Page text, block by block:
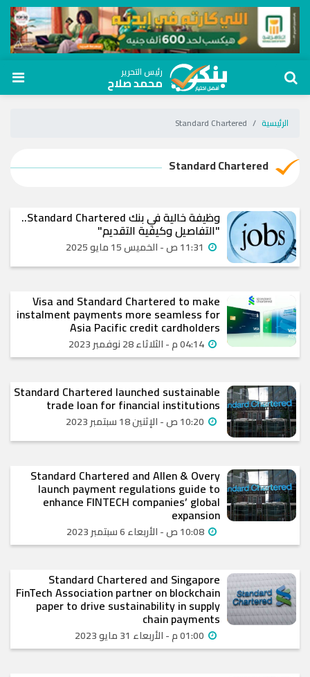
رئيس التحرير
محمد صلاح
الرئيسية Standard Chartered
Standard Chartered
وظيفة خالية في بنك Standard Chartered..
"التفاصيل وكيفية التقديم"
Visa and Standard Chartered to make
instalment payments more seamless for
Asia Pacific credit cardholders
Standard Chartered launched sustainable
trade loan for financial institutions
Standard Chartered and Allen & Overy
launch payment regulations guide to
enhance FINTECH companies’ global
expansion
Standard Chartered and Singapore
FinTech Association partner on blockchain
paper to drive sustainability in supply
chain payments